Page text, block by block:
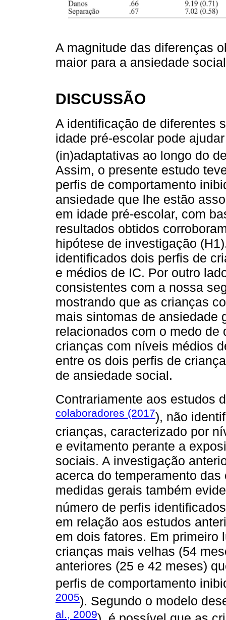
A magnitude das diferenças
maior para a ansiedade
DISCUSSÃO
A identificação de diferentes
idade pré-escolar pode
(in)adaptativas ao longo do
Assim, o presente estudo
perfis de comportamento
ansiedade que lhe estão
em idade pré-escolar, com
resultados obtidos
hipótese de investigação
identificados dois perfis de
e médios de IC. Por outro
consistentes com a nossa
mostrando que as crianças
mais sintomas de ansiedade
relacionados com o medo
crianças com níveis médios
entre os dois perfis de
de ansiedade social.
Contrariamente aos estudos
colaboradores (2017), não
crianças, caracterizado por
e evitamento perante a
sociais. A investigação
acerca do temperamento
medidas gerais também
número de perfis
em relação aos estudos
em dois fatores. Em primeiro
crianças mais velhas (54
anteriores (25 e 42 meses)
perfis de comportamento
2005). Segundo o modelo
al., 2009